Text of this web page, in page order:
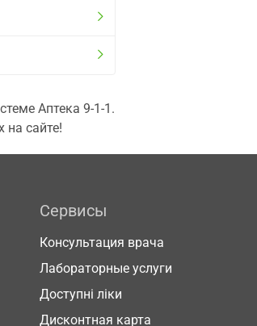
Аптека 9-1-1.
на сайте!
Сервисы
Консультация врача
Лабораторные услуги
Доступні ліки
Дисконтная карта